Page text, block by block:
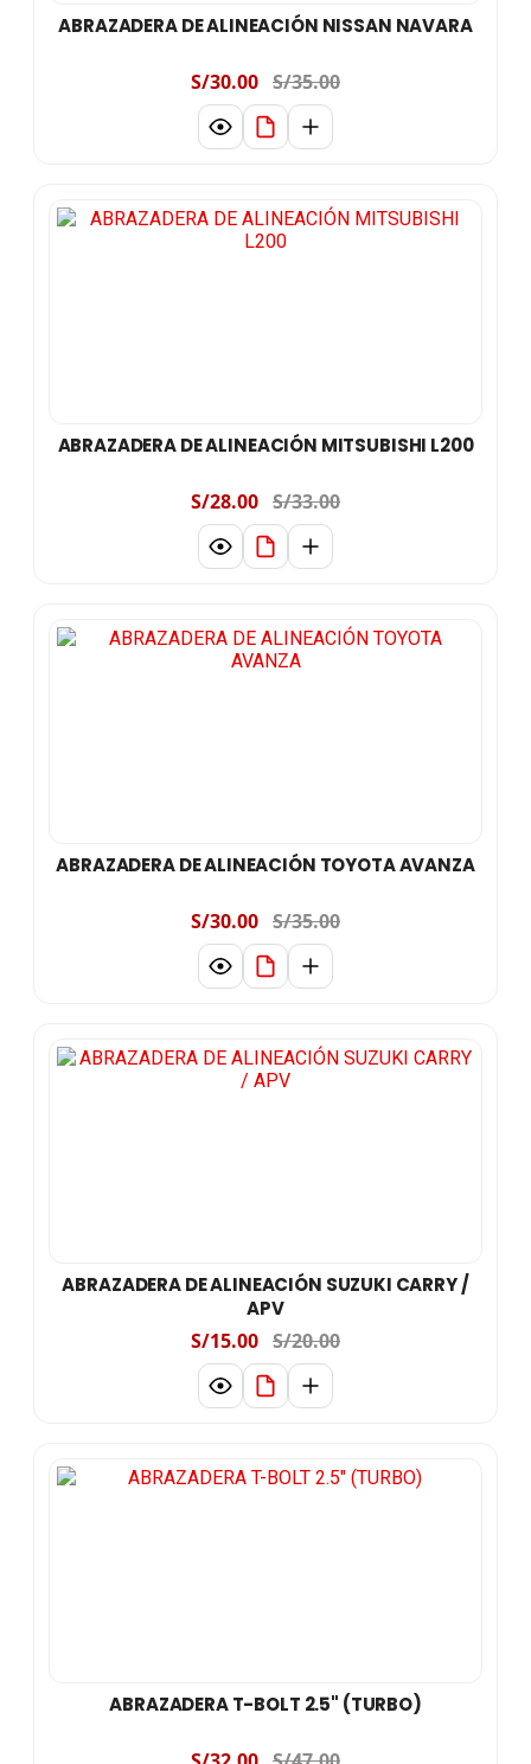
ABRAZADERA DE ALINEACIÓN NISSAN NAVARA
S/30.00 S/35.00
ABRAZADERA DE ALINEACIÓN MITSUBISHI L200
S/28.00 S/33.00
ABRAZADERA DE ALINEACIÓN TOYOTA AVANZA
S/30.00 S/35.00
ABRAZADERA DE ALINEACIÓN SUZUKI CARRY /
APV
S/15.00 S/20.00
ABRAZADERA T-BOLT 2.5" (TURBO)